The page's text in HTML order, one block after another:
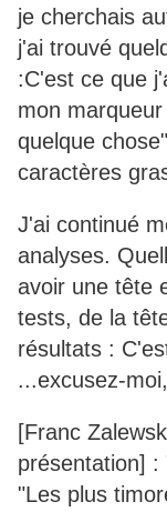
je cherchais
j'ai trouvé
:C'est ce que
mon
quelque
caractères
J'ai continué
analyses.
avoir une tête
tests, de la
résultats :
...excusez-
[Franc
présentation] :
"Les plus